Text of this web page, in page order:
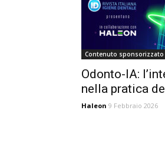
Contenuto sponsorizzato
Odonto-IA:
nella pratica
Haleon 9 Febbraio 2026